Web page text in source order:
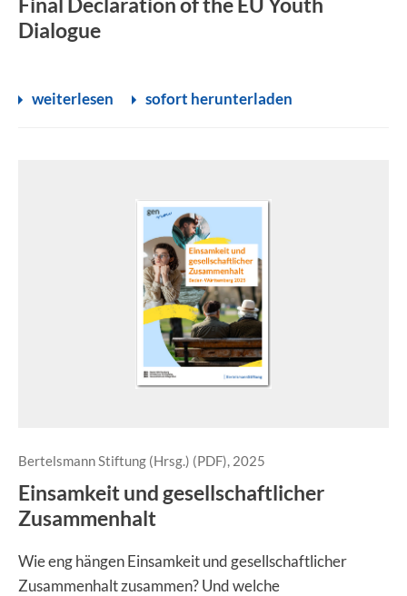
Dialogue
weiterlesen sofort herunterladen
Bertelsmann Stiftung (Hrsg.) (PDF), 2025
Einsamkeit und gesellschaftlicher
Zusammenhalt
Wie eng hängen Einsamkeit und gesellschaftlicher
Zusammenhalt zusammen? Und welche